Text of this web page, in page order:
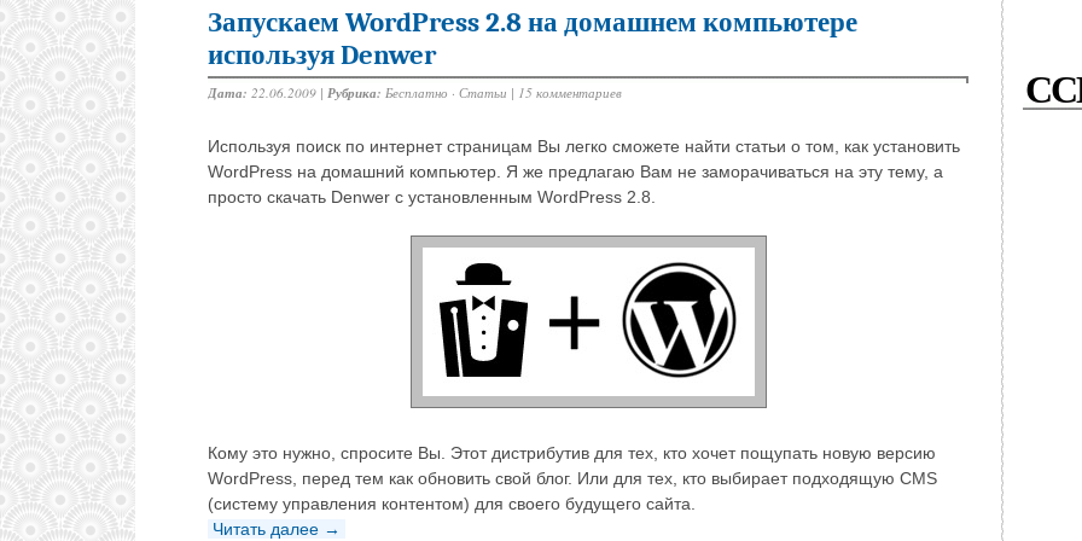
Запускаем WordPress 2.8 на домашнем компьютере
используя Denwer
Дата: 22.06.2009 | Рубрика: Бесплатно · Статьи | 15 комментариев
Используя поиск по интернет страницам Вы легко сможете найти статьи о том, как установить
WordPress на домашний компьютер. Я же предлагаю Вам не заморачиваться на эту тему, а
просто скачать Denwer с установленным WordPress 2.8.
Кому это нужно, спросите Вы. Этот дистрибутив для тех, кто хочет пощупать новую версию
WordPress, перед тем как обновить свой блог. Или для тех, кто выбирает подходящую CMS
(систему управления контентом) для своего будущего сайта.
Читать далее →